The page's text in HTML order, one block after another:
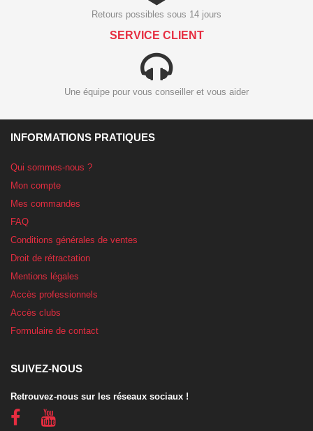
Retours possibles sous 14 jours
SERVICE CLIENT
Une équipe pour vous conseiller et vous aider
INFORMATIONS PRATIQUES
Qui sommes-nous ?
Mon compte
Mes commandes
FAQ
Conditions générales de ventes
Droit de rétractation
Mentions légales
Accès professionnels
Accès clubs
Formulaire de contact
SUIVEZ-NOUS
Retrouvez-nous sur les réseaux sociaux !